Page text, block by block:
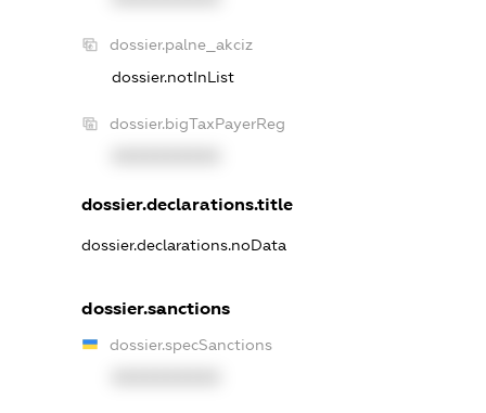
dossier.palne_akciz
dossier.notInList
dossier.bigTaxPayerReg
dossier.declarations.title
dossier.declarations.noData
dossier.sanctions
dossier.specSanctions